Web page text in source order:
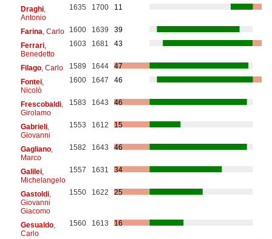
Draghi,
Antonio
1635 1700 11
Farina , Carlo 1600 1639
39
Ferrari,
Benedetto
1603 1681 43
Filago, Carlo 1589 1644
47
Fontei,
Nicolò
1600 1647 46
Frescobaldi,
Girolamo
1583 1643 46
Gabrieli,
Giovanni
1553 1612 15
Gagliano,
Marco
1582 1643 46
Galilei,
Michelangelo
1557 1631 34
Gastoldi,
Giovanni
Giacomo
1550 1622 25
Gesualdo,
Carlo
1560 1613 16